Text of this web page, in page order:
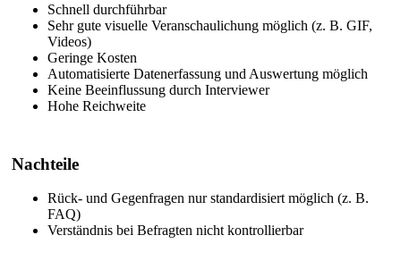
Schnell durchführbar
Sehr gute visuelle Veranschaulichung möglich (z. B. GIF,
Videos)
Geringe Kosten
Automatisierte Datenerfassung und Auswertung möglich
Keine Beeinflussung durch Interviewer
Hohe Reichweite
Nachteile
Rück- und Gegenfragen nur standardisiert möglich (z. B.
FAQ)
Verständnis bei Befragten nicht kontrollierbar